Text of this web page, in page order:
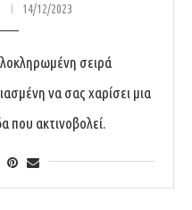
14/12/2023
σειρά
να σας χαρίσει μια
που ακτινοβολεί.